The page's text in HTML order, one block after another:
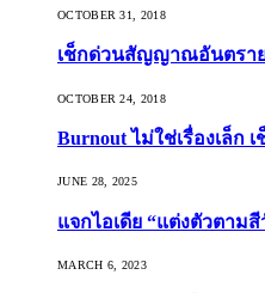
OCTOBER 31, 2018
เช็กด่วนสัญญาณอันตราย
OCTOBER 24, 2018
Burnout ไม่ใช่เรื่องเล็ก
JUNE 28, 2025
แจกไอเดีย “แต่งตัวตาม
MARCH 6, 2023